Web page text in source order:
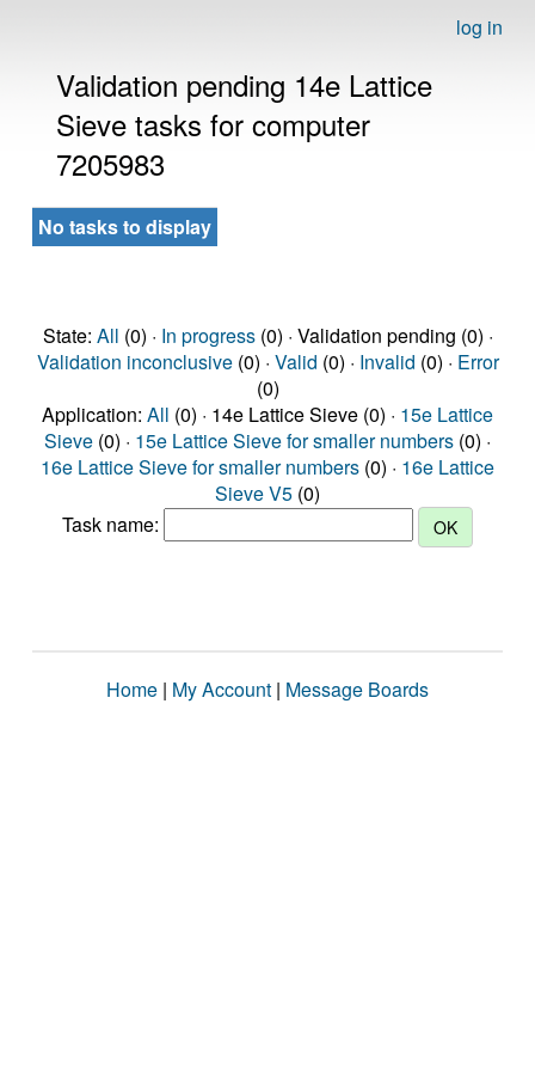
log in
Validation pending 14e Lattice
Sieve tasks for computer
7205983
No tasks to display
State: All (0) · In progress(0) · Validation pending (0) ·
Validation inconclusive(0) · Valid (0) · Invalid (0) · Error
(0)
Application: All (0) · 14e Lattice Sieve (0) · 15e Lattice
Sieve (0) · 15e Lattice Sieve for smaller numbers (0) ·
16e Lattice Sieve for smaller numbers (0) · 16e Lattice
Sieve V5 (0)
Task name:
Home | My Account | Message Boards